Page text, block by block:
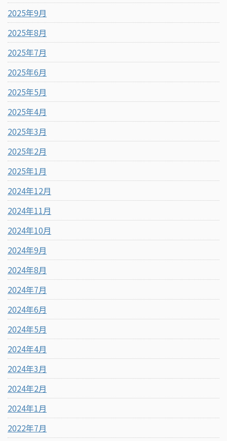
2025年9月
2025年8月
2025年7月
2025年6月
2025年5月
2025年4月
2025年3月
2025年2月
2025年1月
2024年12月
2024年11月
2024年10月
2024年9月
2024年8月
2024年7月
2024年6月
2024年5月
2024年4月
2024年3月
2024年2月
2024年1月
2022年7月